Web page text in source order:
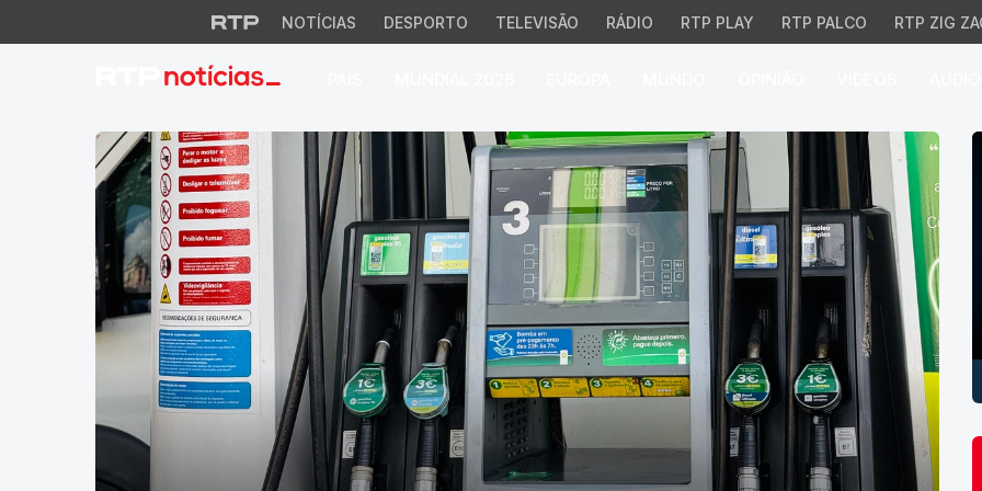
NOTÍCIAS DESPORTO TELEVISÃO RÁDIO RTP PLAY RTP PALCO RTP ZIG
RTP Notícias